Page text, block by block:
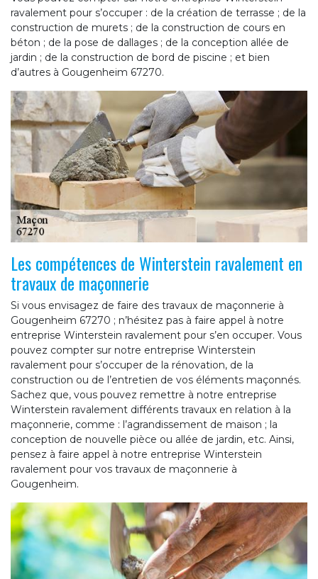
ravalement pour s’occuper : de la création de terrasse ; de la
construction de murets ; de la construction de cours en
béton ; de la pose de dallages ; de la conception allée de
jardin ; de la construction de bord de piscine ; et bien
d’autres à Gougenheim 67270.
Les compétences de Winterstein ravalement en
travaux de maçonnerie
Si vous envisagez de faire des travaux de maçonnerie à
Gougenheim 67270 ; n’hésitez pas à faire appel à notre
entreprise Winterstein ravalement pour s’en occuper. Vous
pouvez compter sur notre entreprise Winterstein
ravalement pour s’occuper de la rénovation, de la
construction ou de l’entretien de vos éléments maçonnés.
Sachez que, vous pouvez remettre à notre entreprise
Winterstein ravalement différents travaux en relation à la
maçonnerie, comme : l’agrandissement de maison ; la
conception de nouvelle pièce ou allée de jardin, etc. Ainsi,
pensez à faire appel à notre entreprise Winterstein
ravalement pour vos travaux de maçonnerie à
Gougenheim.